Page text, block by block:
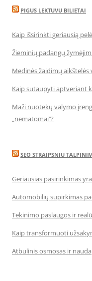
PIGUS LEKTUVU BILIETAI
Kaip išsirinkti geriausią
Žieminių padangų
Medinės žaidimų
Kaip sutaupyti aptveriant
Maži nuotekų valymo
„nematomai‘‘?
SEO STRAIPSNIU
Geriausias pasirinkimas
Automobilių supirkimas
Tekinimo paslaugos ir
Kaip transformuoti
Atbulinis osmosas ir nauda